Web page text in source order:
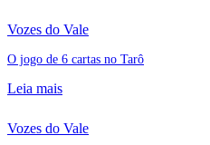
Vozes do Vale
O jogo de 6 cartas no Tarô
Leia mais
Vozes do Vale